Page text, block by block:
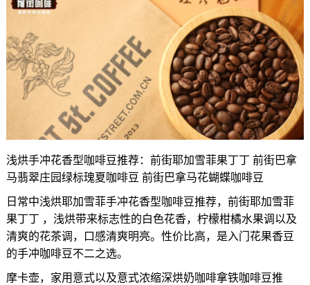
浅烘手冲花香型咖啡豆推荐：前街耶加雪菲果丁丁 前街巴拿
马翡翠庄园绿标瑰夏咖啡豆 前街巴拿马花蝴蝶咖啡豆
日常中浅烘耶加雪菲手冲花香型咖啡豆推荐，前街耶加雪菲
果丁丁 ，浅烘带来标志性的白色花香，柠檬柑橘水果调以及
清爽的花茶调，口感清爽明亮。性价比高，是入门花果香豆
的手冲咖啡豆不二之选。
摩卡壶，家用意式以及意式浓缩深烘奶咖啡拿铁咖啡豆推